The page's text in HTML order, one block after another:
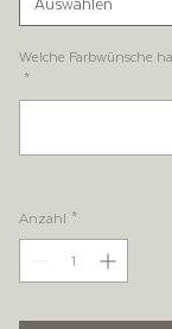
Welche Farbwünsche
*
Anzahl *